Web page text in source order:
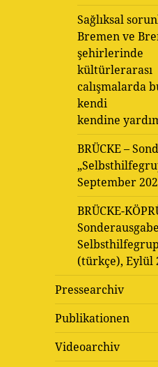
Sağlıksal
Bremen ve
şehirlerinde
kültürlerarası
calışmalarda
kendi
kendine
BRÜCKE –
September
BRÜCKE-
(türkçe), Eylül
Pressearchiv
Publikationen
Videoarchiv